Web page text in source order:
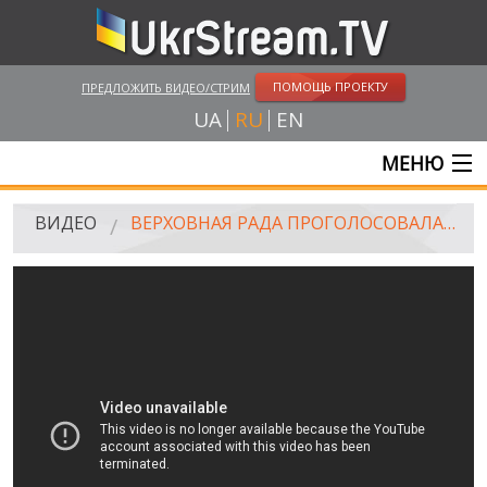
ПРЕДЛОЖИТЬ ВИДЕО/СТРИМ ПОМОЩЬ ПРОЕКТУ
UA RU EN
МЕНЮ
ГЛАВНАЯ
АМАТОРСКОЕ ВИДЕО
ХУДОЖЕСТВЕНЫЕ И ДОКУМЕНТАЛЬНЫЕ ПРОЕКТЫ
ВИДЕО ВЕРХОВНАЯ РАДА ПРОГОЛОСОВАЛА ЗА ЗАПРЕТ КОМПАРТИИ УКРАИНЫ (22.07.2014)